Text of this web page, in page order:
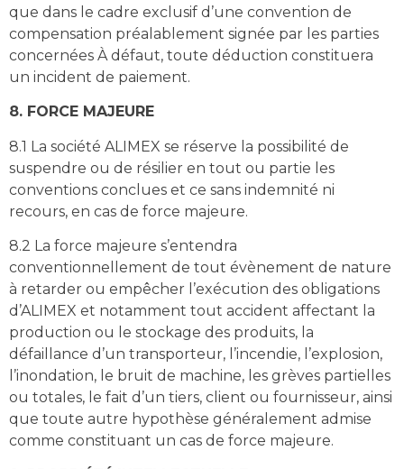
que dans le cadre exclusif d’une convention de
compensation préalablement signée par les parties
concernées À défaut, toute déduction constituera
un incident de paiement.
8. FORCE MAJEURE
8.1 La société ALIMEX se réserve la possibilité de
suspendre ou de résilier en tout ou partie les
conventions conclues et ce sans indemnité ni
recours, en cas de force majeure.
8.2 La force majeure s’entendra
conventionnellement de tout évènement de nature
à retarder ou empêcher l’exécution des obligations
d’ALIMEX et notamment tout accident affectant la
production ou le stockage des produits, la
défaillance d’un transporteur, l’incendie, l’explosion,
l’inondation, le bruit de machine, les grèves partielles
ou totales, le fait d’un tiers, client ou fournisseur, ainsi
que toute autre hypothèse généralement admise
comme constituant un cas de force majeure.